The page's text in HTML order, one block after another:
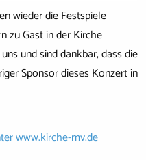
wieder die Festspiele
zu Gast in der Kirche
und sind dankbar, dass die
Sponsor dieses Konzert in
www.kirche-mv.de